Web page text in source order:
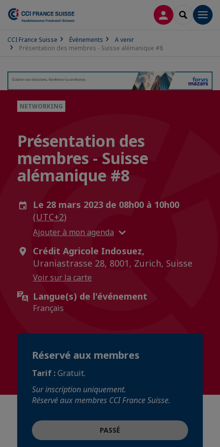
CONNEXION
CCI France Suisse Événements
A venir
Présentation des membres - Suisse alémanique #8
NETWORKING
Présentation des
membres - Suisse
alémanique #8
Le 28 mars 2023 de 08h00 à 10h00
(UTC+2)
Ajouter à mon agenda
Crédit Agricole Indosuez,
Uraniastrasse 28, 8001, Zurich, Suisse
Voir sur la carte
Langue(s) de l'événement
Français
Réservé aux membres
Tarif :Gratuit.
Sur inscription uniquement.
Réservé aux membres CCI France Suisse.
PASSÉ